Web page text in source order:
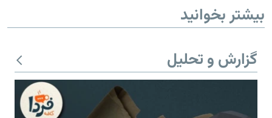
بیشتر بخوانید
گزارش و تحلیل